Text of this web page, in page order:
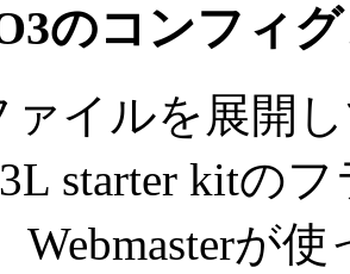
のコンフィ
ァイルを展開
starter kitの
Webmasterが